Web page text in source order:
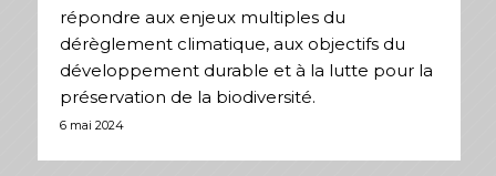
répondre aux enjeux multiples du
dérèglement climatique, aux objectifs du
développement durable et à la lutte pour la
préservation de la biodiversité.
6 mai 2024